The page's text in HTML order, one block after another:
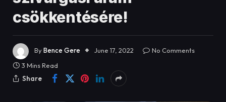
csökkentésére!
ByBence Gere June 17, 2022
No Comments
3 Mins Read
Share